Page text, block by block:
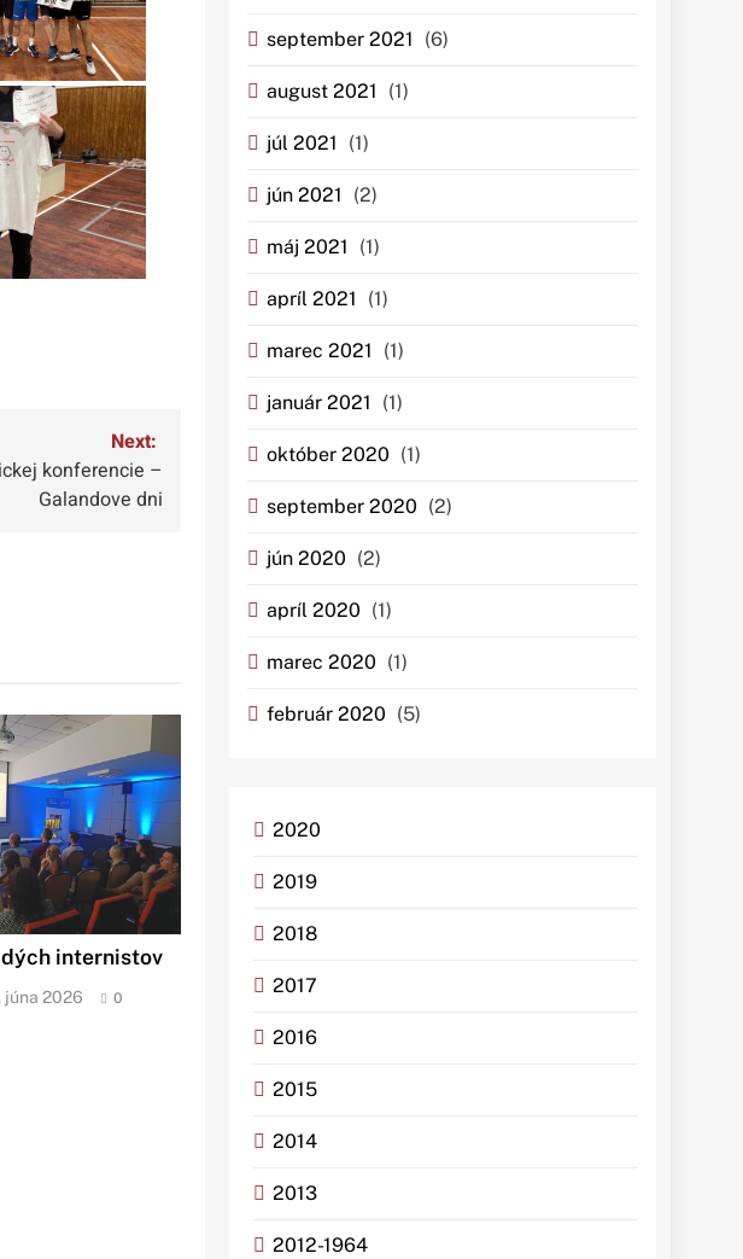
Next:
konferencie –
Galandove dni
internistov
júna 2026 0
september 2021 (6)
august 2021 (1)
júl 2021 (1)
jún 2021 (2)
máj 2021 (1)
apríl 2021 (1)
marec 2021 (1)
január 2021 (1)
október 2020 (1)
september 2020 (2)
jún 2020 (2)
apríl 2020 (1)
marec 2020 (1)
február 2020 (5)
2020
2019
2018
2017
2016
2015
2014
2013
2012-1964